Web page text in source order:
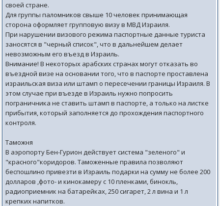
своей стране.
Для группы паломников свыше 10 человек принимающая
сторона оформляет групповую визу в МВД Израиля.
При нарушении визового режима паспортные данные туриста
заносятся в "черный список", что в дальнейшем делает
невозможным его въезд в Израиль.
Внимание! В некоторых арабских странах могут отказать во
въездной визе на основании того, что в паспорте проставлена
израильская виза или штамп о пересечении границы Израиля. В
этом случае при въезде в Израиль нужно попросить
пограничника не ставить штамп в паспорте, а только на листке
прибытия, который заполняется до прохождения паспортного
контроля.
Таможня
В аэропорту Бен-Гурион действует система "зеленого" и
"красного"коридоров. Таможенные правила позволяют
беспошлино привезти в Израиль подарки на сумму не более 200
долларов ,фото- и кинокамеру с 10 пленками, бинокль,
радиоприемник на батарейках, 250 сигарет, 2 л вина и 1 л
крепких напитков.